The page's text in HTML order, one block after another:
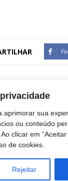
aprimorar sua
ou conteúdo
clicar em
de cookies.
Rejeitar
já atualizou
Redação